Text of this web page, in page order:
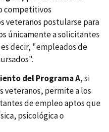
competitivos
veteranos postularse para
únicamente a solicitantes
decir, "empleados de
del Programa A, si
veteranos, permite a los
de empleo aptos que
psicológica o